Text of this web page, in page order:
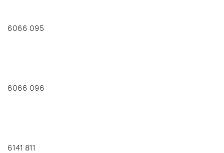
6066 095
6066 096
6141 811